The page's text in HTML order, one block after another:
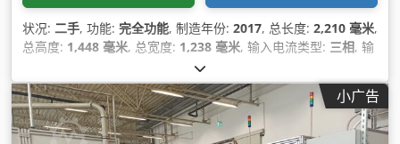
状况: 二手, 功能: 完全功能, 制造年份: 2017, 总长度: 2,210 毫米,
总高度: 1,448 毫米, 总宽度: 1,238 毫米, 输入电流类型: 三相, 输
小广告